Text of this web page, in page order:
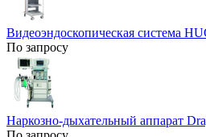
Видеоэндоскопическая система
По запросу
Наркозно-дыхательный аппарат